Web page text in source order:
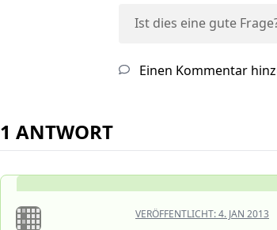
Ist dies eine gute
Einen Kommentar
1 ANTWORT
VERÖFFENTLICHT:4. JAN 2013